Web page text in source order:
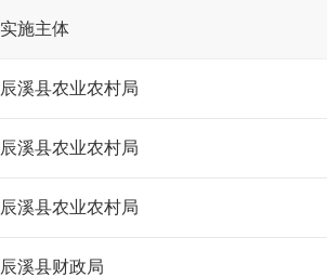
实施主体
辰溪县农业农村局
辰溪县农业农村局
辰溪县农业农村局
辰溪县财政局